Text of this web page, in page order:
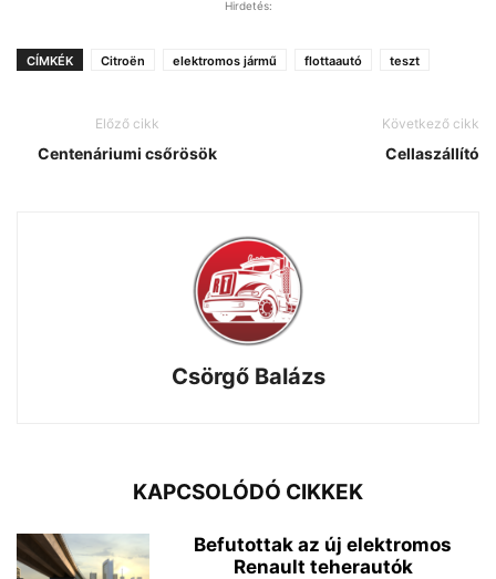
Hirdetés:
CÍMKÉK Citroën elektromos jármű flottaautó teszt
Előző cikk
Centenáriumi csőrösök
Következő cikk
Cellaszállító
Csörgő Balázs
KAPCSOLÓDÓ CIKKEK
Befutottak az új elektromos
Renault teherautók